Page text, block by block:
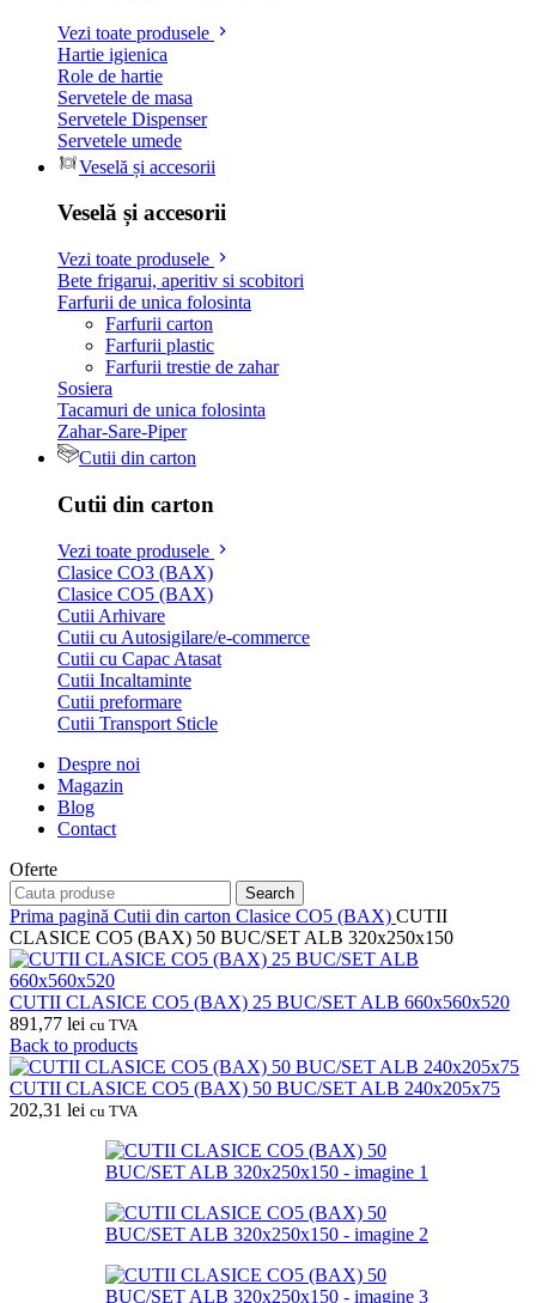
Vezi toate produsele
Hartie igienica
Role de hartie
Servetele de masa
Servetele Dispenser
Servetele umede
Veselă și accesorii
Veselă și accesorii
Vezi toate produsele
Bete frigarui, aperitiv si scobitori
Farfurii de unica folosinta
Farfurii carton
Farfurii plastic
Farfurii trestie de zahar
Sosiera
Tacamuri de unica folosinta
Zahar-Sare-Piper
Cutii din carton
Cutii din carton
Vezi toate produsele
Clasice CO3 (BAX)
Clasice CO5 (BAX)
Cutii Arhivare
Cutii cu Autosigilare/e-commerce
Cutii cu Capac Atasat
Cutii Incaltaminte
Cutii preformare
Cutii Transport Sticle
Despre noi
Magazin
Blog
Contact
Oferte
Search
Prima pagină Cutii din carton Clasice CO5 (BAX) CUTII
CLASICE CO5 (BAX) 50 BUC/SET ALB 320x250x150
CUTII CLASICE CO5 (BAX) 25 BUC/SET ALB 660x560x520
891,77 lei cu TVA
Back to products
CUTII CLASICE CO5 (BAX) 50 BUC/SET ALB 240x205x75
202,31 lei cu TVA